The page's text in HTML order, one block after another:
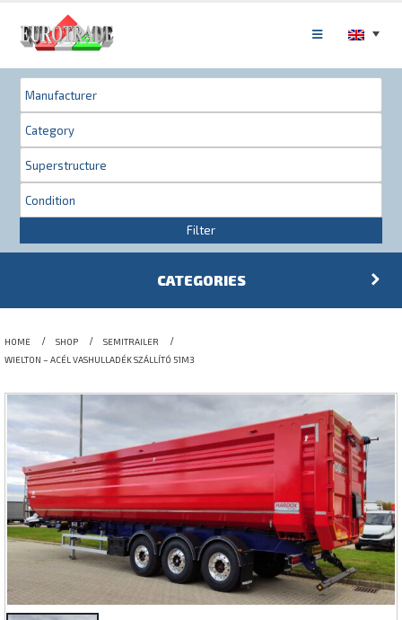
Filter
CATEGORIES
HOME SHOP
SEMITRAILER
WIELTON – ACÉL VASHULLADÉK SZÁLLÍTÓ 51M3